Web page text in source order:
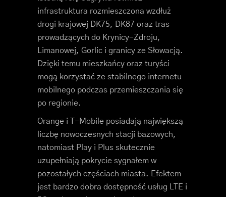
infrastruktura rozmieszczona wzdłuż
drogi krajowej DK75, DK87 oraz tras
prowadzących do Krynicy-Zdroju,
Limanowej, Gorlic i granicy ze Słowacją.
Dzięki temu mieszkańcy oraz turyści
mogą korzystać ze stabilnego internetu
mobilnego podczas przemieszczania się
po regionie.
Orange i T-Mobile posiadają największą
liczbę nowoczesnych stacji bazowych,
natomiast Play i Plus skutecznie
uzupełniają pokrycie sygnałem w
pozostałych częściach miasta. Efektem
jest bardzo dobra dostępność usług LTE i